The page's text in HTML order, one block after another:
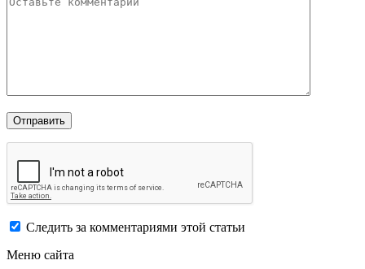
Следить за комментариями этой статьи
Меню сайта